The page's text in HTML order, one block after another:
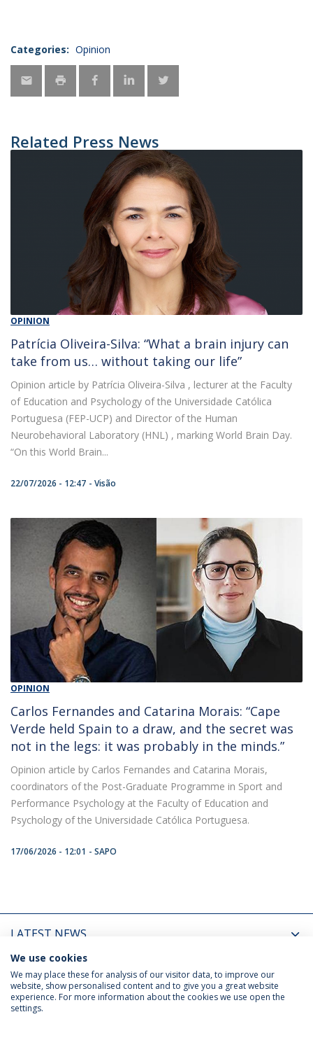
Categories: Opinion
Related Press News
OPINION
Patrícia Oliveira-Silva: “What a brain injury can
take from us… without taking our life”
Opinion article by Patrícia Oliveira-Silva , lecturer at the Faculty
of Education and Psychology of the Universidade Católica
Portuguesa (FEP-UCP) and Director of the Human
Neurobehavioral Laboratory (HNL) , marking World Brain Day.
“On this World Brain...
22/07/2026 - 12:47 Visão
OPINION
Carlos Fernandes and Catarina Morais: “Cape
Verde held Spain to a draw, and the secret was
not in the legs: it was probably in the minds.”
Opinion article by Carlos Fernandes and Catarina Morais,
coordinators of the Post-Graduate Programme in Sport and
Performance Psychology at the Faculty of Education and
Psychology of the Universidade Católica Portuguesa.
17/06/2026 - 12:01 SAPO
LATEST NEWS
UPCOMING EVENTS
Privacy Policy
We use cookies
We may place these for analysis of our visitor data, to improve our
website, show personalised content and to give you a great website
experience. For more information about the cookies we use open the
settings.